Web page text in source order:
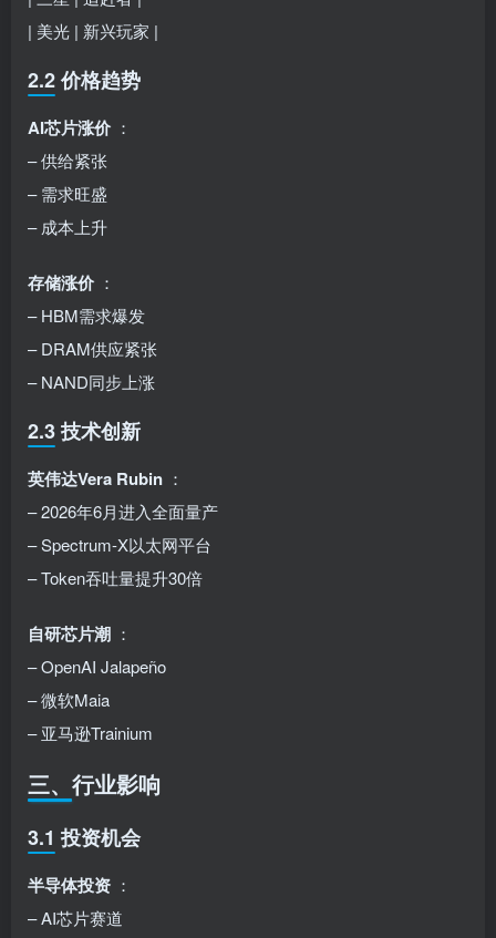
| 美光 | 新兴玩家 |
2.2 价格趋势
AI芯片涨价 ：
– 供给紧张
– 需求旺盛
– 成本上升
存储涨价 ：
– HBM需求爆发
– DRAM供应紧张
– NAND同步上涨
2.3 技术创新
英伟达Vera Rubin ：
– 2026年6月进入全面量产
– Spectrum-X以太网平台
– Token吞吐量提升30倍
自研芯片潮 ：
– OpenAI Jalapeño
– 微软Maia
– 亚马逊Trainium
三、行业影响
3.1 投资机会
半导体投资 ：
– AI芯片赛道